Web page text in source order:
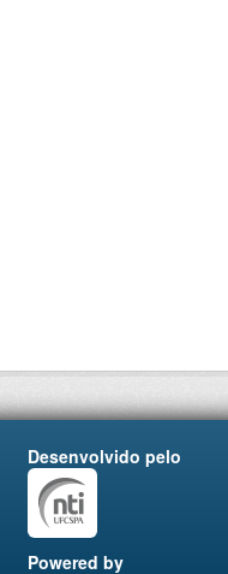
Desenvolvido pelo
Powered by